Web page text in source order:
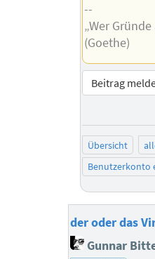
--
„Wer
(Goethe)
Beitrag
Übersicht
Benutzerkonto
der oder das
Gunnar